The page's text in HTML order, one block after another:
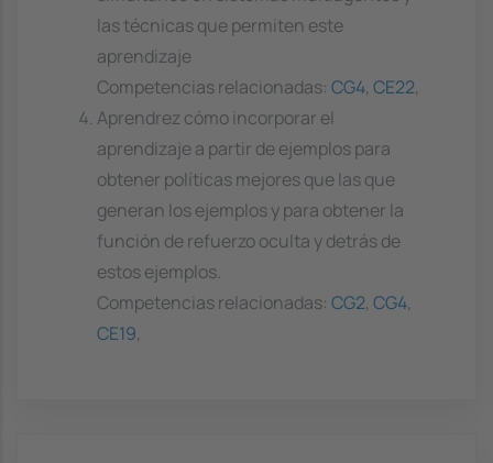
las técnicas que permiten este
aprendizaje
Competencias relacionadas: CG4, CE22,
Aprendrez cómo incorporar el
aprendizaje a partir de ejemplos para
obtener políticas mejores que las que
generan los ejemplos y para obtener la
función de refuerzo oculta y detrás de
estos ejemplos.
Competencias relacionadas: CG2, CG4,
CE19,